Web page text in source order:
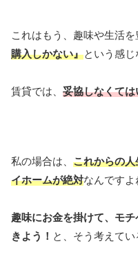
これはもう、趣味や生活
購入しかない』という感じ
賃貸では、 妥協しなくて
私の場合は、 これからの
イホームが絶対なんですよ
趣味にお金を掛けて、モ
きよう！ と、そう考えてい